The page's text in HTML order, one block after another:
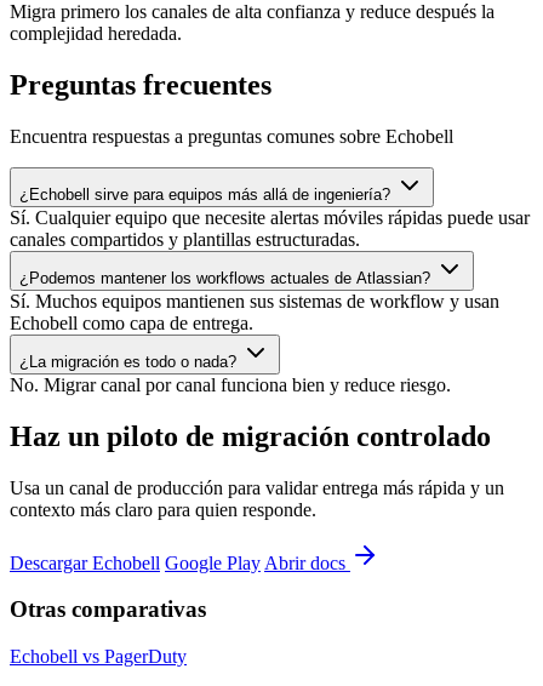
Migra primero los canales de alta confianza y reduce después la
complejidad heredada.
Preguntas frecuentes
Encuentra respuestas a preguntas comunes sobre Echobell
¿Echobell sirve para equipos más allá de ingeniería?
Sí. Cualquier equipo que necesite alertas móviles rápidas puede usar
canales compartidos y plantillas estructuradas.
¿Podemos mantener los workflows actuales de Atlassian?
Sí. Muchos equipos mantienen sus sistemas de workflow y usan
Echobell como capa de entrega.
¿La migración es todo o nada?
No. Migrar canal por canal funciona bien y reduce riesgo.
Haz un piloto de migración controlado
Usa un canal de producción para validar entrega más rápida y un
contexto más claro para quien responde.
Descargar Echobell Google Play Abrir docs
Otras comparativas
Echobell vs PagerDuty